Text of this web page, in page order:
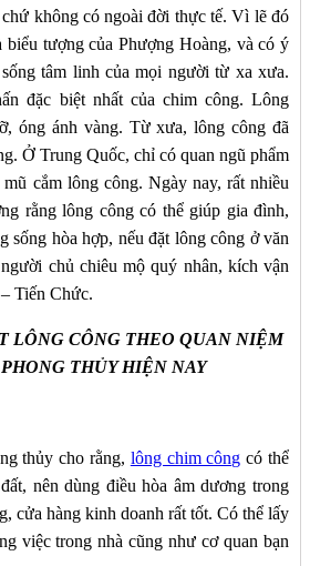
không có ngoài đời thực tế. Vì lẽ đó
tượng của Phượng Hoàng, và có ý
tâm linh của mọi người từ xa xưa.
đặc biệt nhất của chim công. Lông
óng ánh vàng. Từ xưa, lông công đã
Ở Trung Quốc, chỉ có quan ngũ phẩm
cắm lông công. Ngày nay, rất nhiều
rằng lông công có thể giúp gia đình,
sống hòa hợp, nếu đặt lông công ở văn
chủ chiêu mộ quý nhân, kích vận
Tiến Chức.
LÔNG CÔNG THEO QUAN NIỆM
THỦY HIỆN NAY
cho rằng, lông chim công có thể
nên dùng điều hòa âm dương trong
cửa hàng kinh doanh rất tốt. Có thể lấy
việc trong nhà cũng như cơ quan bạn